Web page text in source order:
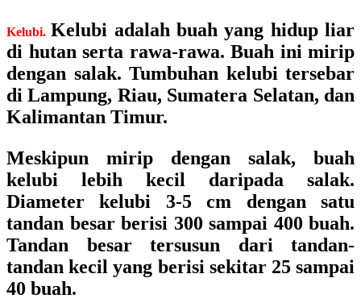
Kelubi. Kelubi adalah buah yang hidup liar
di hutan serta rawa-rawa. Buah ini mirip
dengan salak. Tumbuhan kelubi tersebar
di Lampung, Riau, Sumatera Selatan, dan
Kalimantan Timur.
Meskipun mirip dengan salak, buah
kelubi lebih kecil daripada salak.
Diameter kelubi 3-5 cm dengan satu
tandan besar berisi 300 sampai 400 buah.
Tandan besar tersusun dari tandan-
tandan kecil yang berisi sekitar 25 sampai
40 buah.